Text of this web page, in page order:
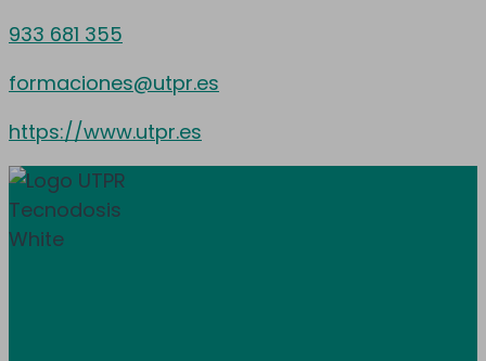
933 681 355
formaciones@utpr.es
https://www.utpr.es